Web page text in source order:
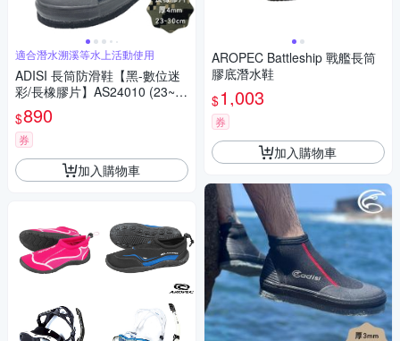
適合潛水溯溪等水上活動使用
ADISI 長筒防滑鞋【黑-數位迷
彩/長橡膠片】AS24010 (23~2
9)
$890
券
加入購物車
AROPEC Battleship 戰艦長筒
膠底潛水鞋
$1,003
券
加入購物車